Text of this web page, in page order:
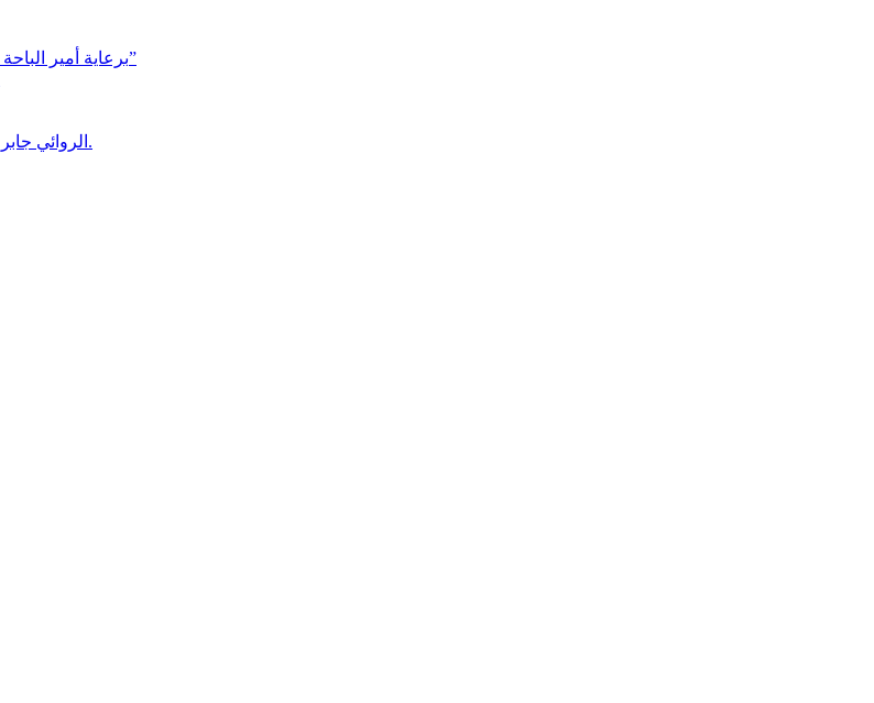
برعاية أمير الباحة وتشريف السديس “بر بني حسن” تكرّم الفائزين بجائزة “رواد العمل التطوعي 4”
الروائي جابر محمد مدخلي: أحضر داخل رواياتي بحذر، والثقافة قوتنا الناعمة لمخاطبة العالم.